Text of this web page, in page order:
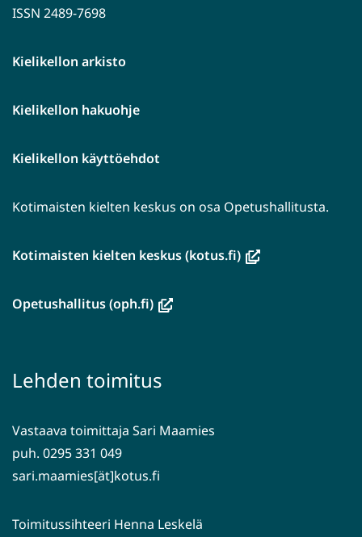
ISSN 2489-7698
Kielikellon arkisto
Kielikellon hakuohje
Kielikellon käyttöehdot
Kotimaisten kielten keskus on osa Opetushallitusta.
Kotimaisten kielten keskus (kotus.fi)(avautuu
Opetushallitus (oph.fi)(avautuu
toiseen
Lehden toimitus
Vastaava toimittaja Sari Maamies
puh. 0295 331 049
sari.maamies[ät]kotus.fi
Toimitussihteeri Henna Leskelä